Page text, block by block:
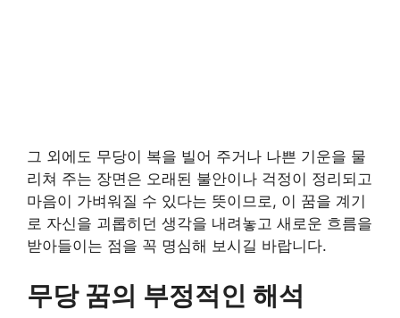
그 외에도 무당이 복을 빌어 주거나 나쁜 기운을 물
리쳐 주는 장면은 오래된 불안이나 걱정이 정리되고
마음이 가벼워질 수 있다는 뜻이므로, 이 꿈을 계기
로 자신을 괴롭히던 생각을 내려놓고 새로운 흐름을
받아들이는 점을 꼭 명심해 보시길 바랍니다.
무당 꿈의 부정적인 해석